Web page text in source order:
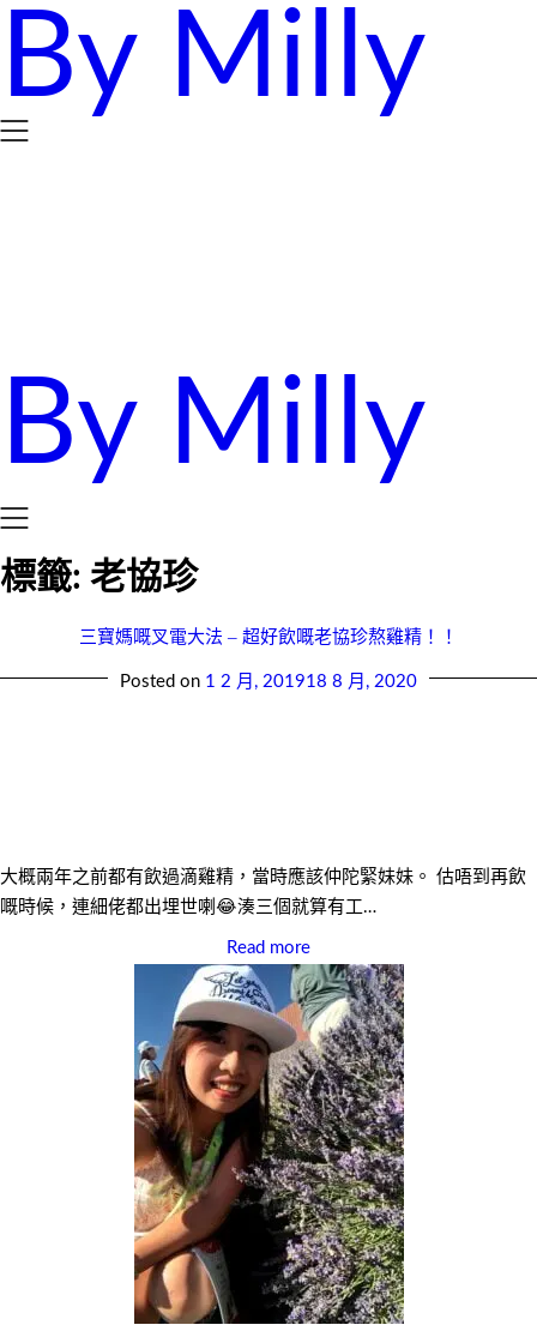
Skip
content
By Milly
By Milly
標籤: 老協珍
三寶媽嘅叉電大法 – 超好飲嘅老協珍熬雞精！！
Posted on 1 2 月, 201918 8 月, 2020
大概兩年之前都有飲過滴雞精，當時應該仲陀緊妹妹。 估唔到再飲
嘅時候，連細佬都出埋世喇😂湊三個就算有工…
Read more